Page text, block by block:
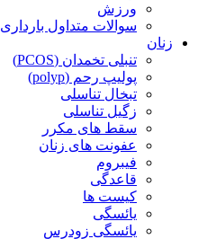
ورزش
سوالات متداول بارداری
زنان
تنبلی تخمدان (PCOS)
پولیپ رحم (polyp)
تبخال تناسلی
زگیل تناسلی
سقط های مکرر
عفونت های زنان
فیبروم
قاعدگی
کیست ها
یائسگی
یائسگی زودرس